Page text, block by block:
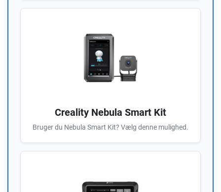
Creality Nebula Smart Kit
Bruger du Nebula Smart Kit? Vælg denne mulighed.